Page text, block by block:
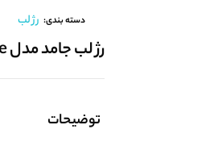
دسته بندی: رژ لب
رژ لب جامد مدل Velvet Matte شماره 10
توضیحات